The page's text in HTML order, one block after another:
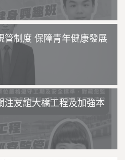
管制度 保障青年健康發展
注友誼大橋工程及加強本